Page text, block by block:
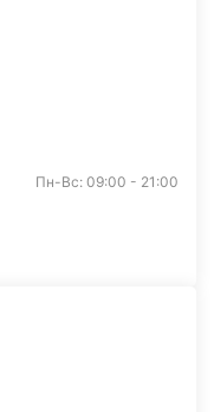
Пн-Вс: 09:00 - 21:00